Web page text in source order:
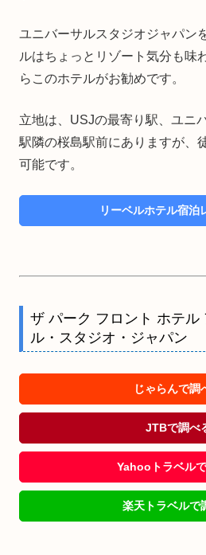
ユニバーサルスタジオジャパン
ルはちょっとリゾート気分も味
らこのホテルがお勧めです。
立地は、USJの最寄り駅、ユニ
駅隣の桜島駅前にありますが、
可能です。
リーベルホテル宿泊
ザ パーク フロント ホテル
ル・スタジオ・ジャパン
じゃらんで調
JTBで調べ
Yahooトラベル
楽天トラベルで